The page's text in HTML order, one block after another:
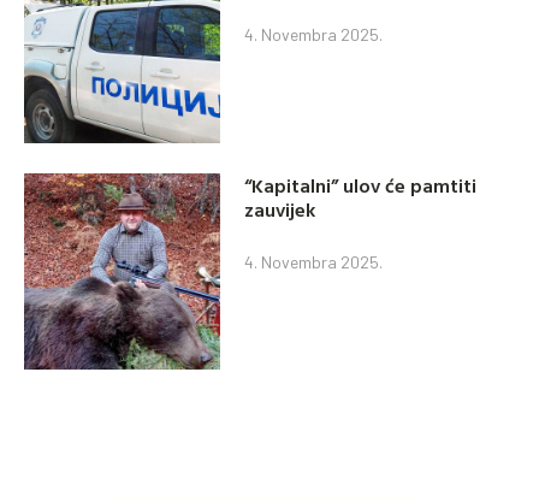
4. Novembra 2025.
“Kapitalni” ulov će pamtiti
zauvijek
4. Novembra 2025.